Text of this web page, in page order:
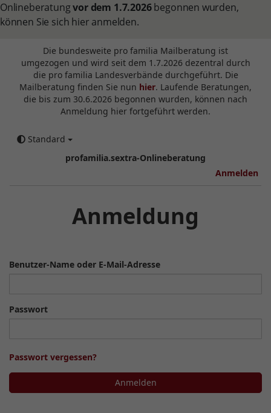
Onlineberatungvor dem 1.7.2026begonnen wurden,
können Sie sich hier anmelden.